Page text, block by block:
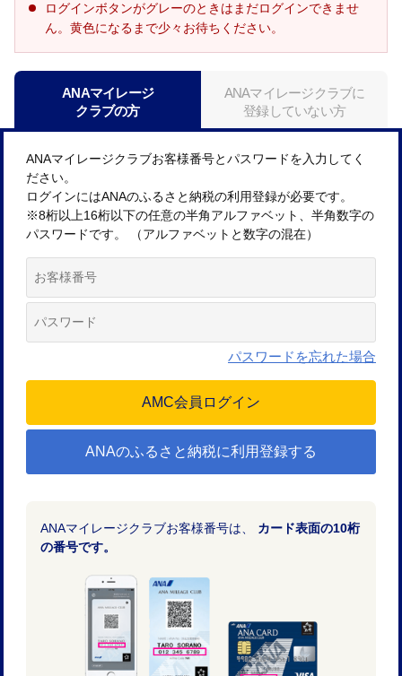
ログインボタンがグレーのときはまだログインできませ
ん。黄色になるまで少々お待ちください。
ANAマイレージ
クラブの方
ANAマイレージクラブに
登録していない方
ANAマイレージクラブお客様番号とパスワードを入力してく
ださい。
ログインにはANAのふるさと納税の利用登録が必要です。
※8桁以上16桁以下の任意の半角アルファベット、半角数字の
パスワードです。 （アルファベットと数字の混在）
パスワードを忘れた場合
ANAのふるさと納税に利用登録する
ANAマイレージクラブお客様番号は、 カード表面の10桁
の番号です。